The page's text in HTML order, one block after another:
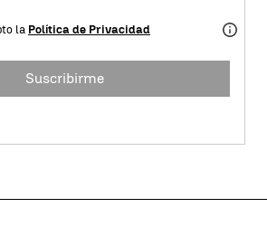
la Política de Privacidad
Suscribirme